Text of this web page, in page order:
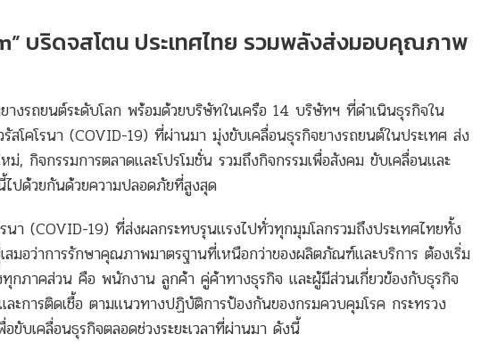
บริดจสโตน ประเทศไทย รวมพลังส่งมอบคุณภาพ
งรถยนต์ระดับโลก พร้อมด้วยบริษัทในเครือ 14 บริษัทฯ ที่ดำเนินธุรกิจใน
สโคโรนา (COVID-19) ที่ผ่านมา มุ่งขับเคลื่อนธุรกิจยางรถยนต์ในประเทศ ส่ง
กิจกรรมการตลาดและโปรโมชั่น รวมถึงกิจกรรมเพื่อสังคม ขับเคลื่อนและ
ปด้วยกันด้วยความปลอดภัยที่สูงสุด
รนา (COVID-19) ที่ส่งผลกระทบรุนแรงไปทั่วทุกมุมโลกรวมถึงประเทศไทยทั้ง
มอว่าการรักษาคุณภาพมาตรฐานที่เหนือกว่าของผลิตภัณฑ์และบริการ ต้องเริ่ม
ภาคส่วน คือ พนักงาน ลูกค้า คู่ค้าทางธุรกิจ และผู้มีส่วนเกี่ยวข้องกับธุรกิจ
ะการติดเชื้อ ตามแนวทางปฏิบัติการป้องกันของกรมควบคุมโรค กระทรวง
บเคลื่อนธุรกิจตลอดช่วงระยะเวลาที่ผ่านมา ดังนี้